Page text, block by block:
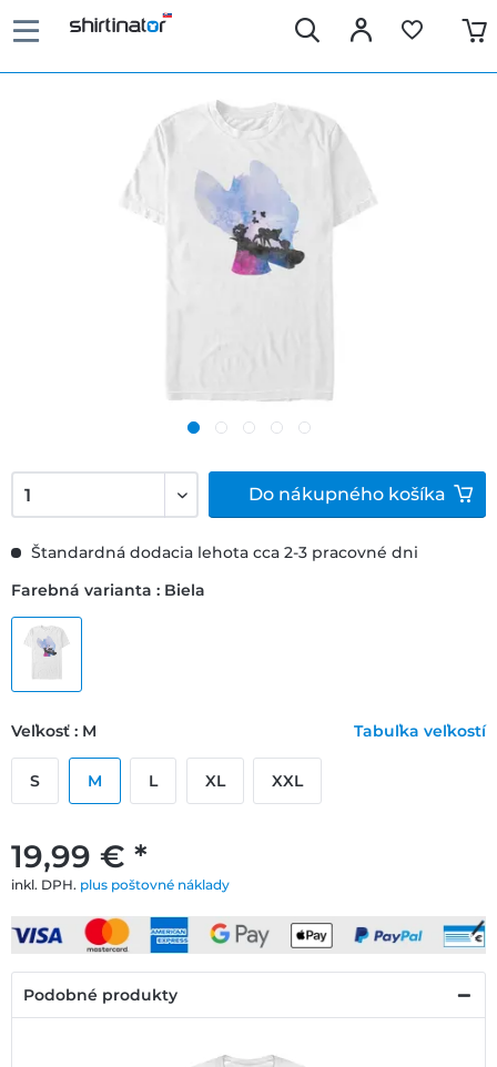
19,99 € *
inkl. DPH. plus poštovné náklady
Štandardná dodacia lehota cca 2-3 pracovné dni
Farebná varianta : Biela
Veľkosť : M Tabuľka veľkostí
S M L XL XXL
Do nákupného košíka
Podobné produkty